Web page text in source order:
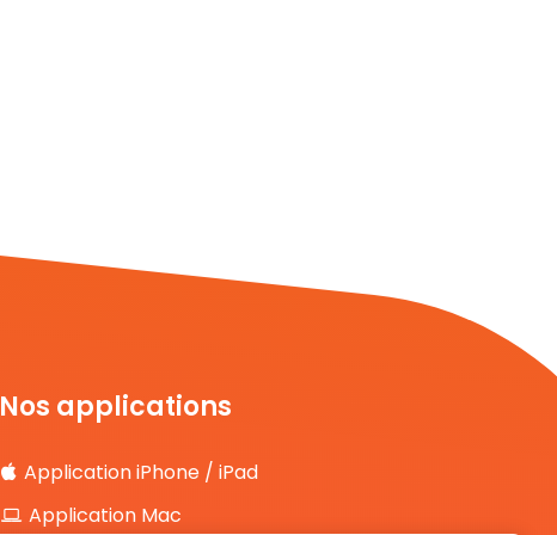
Nos applications
Application iPhone / iPad
Application Mac